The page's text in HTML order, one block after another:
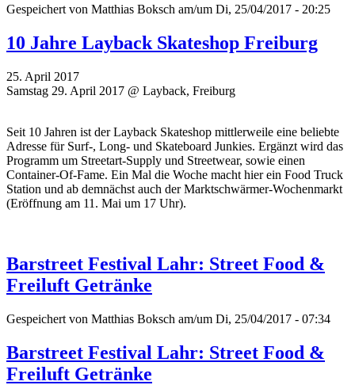
Gespeichert von Matthias Boksch am/um Di, 25/04/2017 - 20:25
10 Jahre Layback Skateshop Freiburg
25. April 2017
Samstag 29. April 2017 @ Layback, Freiburg
Seit 10 Jahren ist der Layback Skateshop mittlerweile eine beliebte
Adresse für Surf-, Long- und Skateboard Junkies. Ergänzt wird das
Programm um Streetart-Supply und Streetwear, sowie einen
Container-Of-Fame. Ein Mal die Woche macht hier ein Food Truck
Station und ab demnächst auch der Marktschwärmer-Wochenmarkt
(Eröffnung am 11. Mai um 17 Uhr).
Barstreet Festival Lahr: Street Food &
Freiluft Getränke
Gespeichert von Matthias Boksch am/um Di, 25/04/2017 - 07:34
Barstreet Festival Lahr: Street Food &
Freiluft Getränke